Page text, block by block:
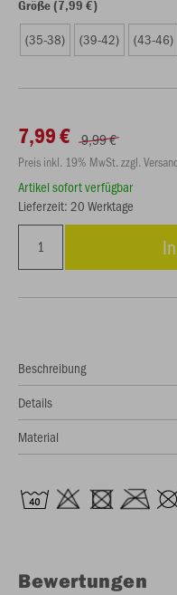
Größe (7,99 €)
(35-38) (39-42) (43-46)
7,99 € 9,99 €
Preis inkl. 19% MwSt. zzgl.
Artikel sofort verfügbar
Lieferzeit: 20 Werktage
Beschreibung
Details
Material
Bewertungen